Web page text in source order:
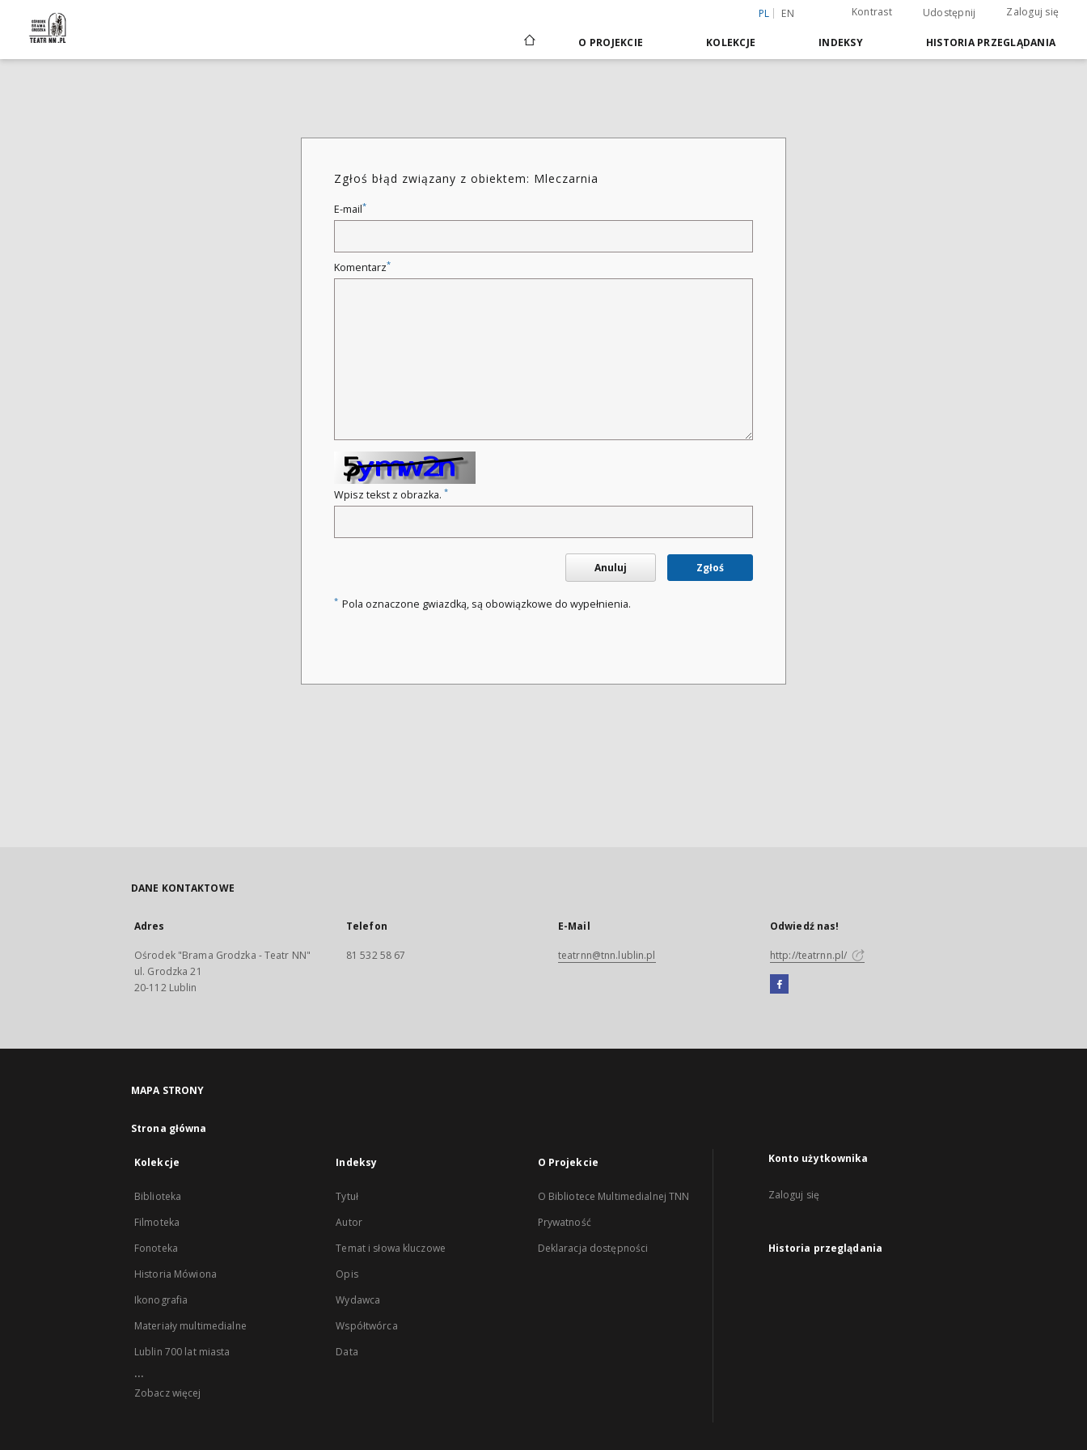
PL EN Kontrast Udostępnij Zaloguj się
O PROJEKCIE KOLEKCJE INDEKSY HISTORIA PRZEGLĄDANIA
Zgłoś błąd związany z obiektem: Mleczarnia
E-mail*
Komentarz*
Wpisz tekst z obrazka. *
Anuluj Zgłoś
* Pola oznaczone gwiazdką, są obowiązkowe do wypełnienia.
DANE KONTAKTOWE
Adres
Ośrodek "Brama Grodzka - Teatr NN"
ul. Grodzka 21
20-112 Lublin
Telefon
81 532 58 67
E-Mail
teatrnn@tnn.lublin.pl
Odwiedź nas!
http://teatrnn.pl/
Facebook
się
MAPA STRONY
Strona główna
Kolekcje
Biblioteka
Filmoteka
Fonoteka
Historia Mówiona
Ikonografia
Materiały multimedialne
Lublin 700 lat miasta
...
Zobacz więcej
Indeksy
Tytuł
Autor
Temat i słowa kluczowe
Opis
Wydawca
Współtwórca
Data
O Projekcie
O Bibliotece Multimedialnej TNN
Prywatność
Deklaracja dostępności
Konto użytkownika
Zaloguj się
Historia przeglądania